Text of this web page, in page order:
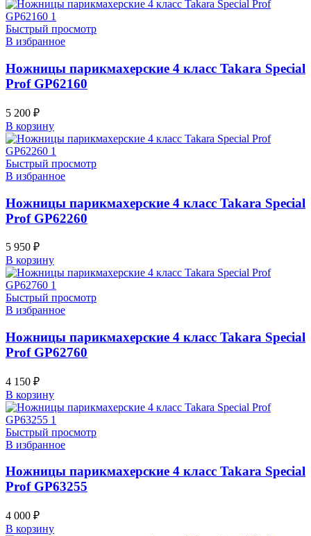
Быстрый просмотр
В избранное
Ножницы парикмахерские 4 класс Takara Special
Prof GP62160
5 200 ₽
В корзину
Быстрый просмотр
В избранное
Ножницы парикмахерские 4 класс Takara Special
Prof GP62260
5 950 ₽
В корзину
Быстрый просмотр
В избранное
Ножницы парикмахерские 4 класс Takara Special
Prof GP62760
4 150 ₽
В корзину
Быстрый просмотр
В избранное
Ножницы парикмахерские 4 класс Takara Special
Prof GP63255
4 000 ₽
В корзину